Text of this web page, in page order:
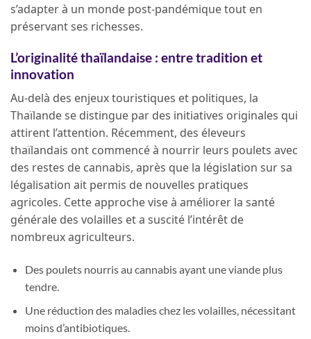
s’adapter à un monde post-pandémique tout en
préservant ses richesses.
L’originalité thaïlandaise : entre tradition et
innovation
Au-delà des enjeux touristiques et politiques, la
Thaïlande se distingue par des initiatives originales qui
attirent l’attention. Récemment, des éleveurs
thaïlandais ont commencé à nourrir leurs poulets avec
des restes de cannabis, après que la législation sur sa
légalisation ait permis de nouvelles pratiques
agricoles. Cette approche vise à améliorer la santé
générale des volailles et a suscité l’intérêt de
nombreux agriculteurs.
Des poulets nourris au cannabis ayant une viande plus
tendre.
Une réduction des maladies chez les volailles, nécessitant
moins d’antibiotiques.